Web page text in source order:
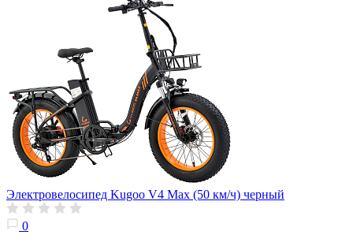
Электровелосипед Kugoo V4 Max (50 км/ч) черный
0